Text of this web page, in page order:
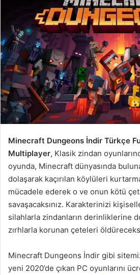
Minecraft Dungeons İndir Türkçe
Multiplayer, Klasik zindan
oyunda, Minecraft dünyasında
dolaşarak kaçırılan köylüleri
mücadele ederek o ve onun kötü
savaşacaksınız. Karakterinizi
silahlarla zindanların derinliklerine
zırhlarla korunan çeteleri
Minecraft Dungeons İndir gibi
yeni 2020’de çıkan PC oyunlarını